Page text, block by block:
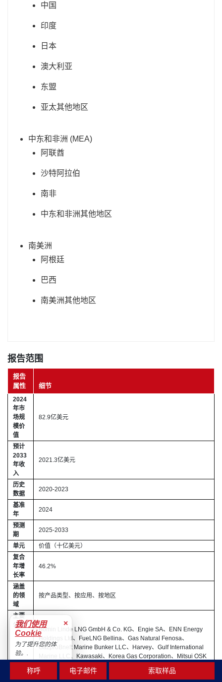
中国
印度
日本
澳大利亚
东盟
亚太其他地区
中东和非洲 (MEA)
阿联酋
沙特阿拉伯
南非
中东和非洲其他地区
南美洲
阿根廷
巴西
南美洲其他地区
报告范围
报告
属性
细节
2024
年市
场规
模价
值
82.9亿美元
预计
2033
年收
入
2021.3亿美元
历史
数据
2020-2023
基准
年
2024
预测
期
2025-2033
单元
价值（十亿美元）
复合
年增
长率
46.2%
涵盖
的领
域
按产品类型、按应用、按地区
主要
公司
Bomin Linde LNG GmbH & Co. KG、Engie SA、ENN Energy
Holdings Ltd、FueLNG Bellina、Gas Natural Fenosa、
GazproBneft Marine Bunker LLC、Harvey、Gulf International
Marine LLC、Kawasaki、Korea Gas Corporation、Mitsui OSK
Statoil AS、Skangas AS (Gasum)、Total SA、Toyota Tsusho
称呼 电子邮件 索取样品
我们使用
Cookie
×
为了提升您的体
验。.
接受